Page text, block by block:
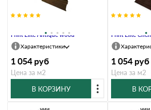
Print Elite Antique wood
Характеристики
1 054 руб
Цена за м2
В КОРЗИНУ
Print Elite
1 054 руб
Цена за м2
В